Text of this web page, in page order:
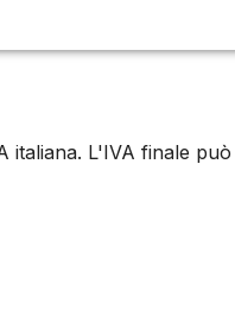
italiana. L'IVA finale